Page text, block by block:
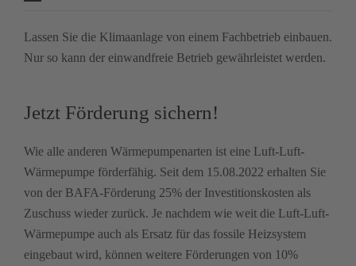
Lassen Sie die Klimaanlage von einem Fachbetrieb einbauen.
Nur so kann der einwandfreie Betrieb gewährleistet werden.
Jetzt Förderung sichern!
Wie alle anderen Wärmepumpenarten ist eine Luft-Luft-
Wärmepumpe förderfähig. Seit dem 15.08.2022 erhalten Sie
von der BAFA-Förderung 25% der Investitionskosten als
Zuschuss wieder zurück. Je nachdem wie weit die Luft-Luft-
Wärmepumpe auch als Ersatz für das fossile Heizsystem
eingebaut wird, können weitere Förderungen von 10%